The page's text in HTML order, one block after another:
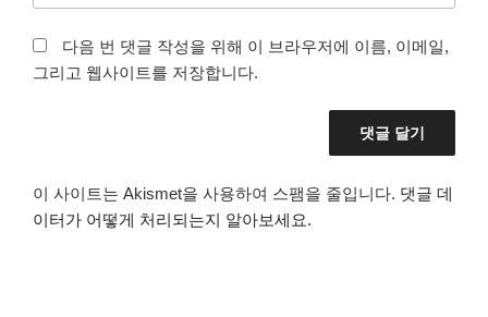
다음 번 댓글 작성을 위해 이 브라우저에 이름, 이메일,
그리고 웹사이트를 저장합니다.
이 사이트는 Akismet을 사용하여 스팸을 줄입니다. 댓글 데
이터가 어떻게 처리되는지 알아보세요.